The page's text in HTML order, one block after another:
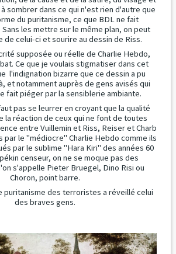
sombrer dans ce qui n'est rien d'autre que
du puritanisme, ce que BDL ne fait
les mettre sur le même plan, on peut
de celui-ci et sourire au dessin de Riss.
supposée ou réelle de Charlie Hebdo,
Ce que je voulais stigmatiser dans cet
l'indignation bizarre que ce dessin a pu
et notamment auprès de gens avisés qui
fait piéger par la sensiblerie ambiante.
pas se leurrer en croyant que la qualité
la réaction de ceux qui ne font de toutes
entre Vuillemin et Riss, Reiser et Charb
par le "médiocre" Charlie Hebdo comme ils
par le sublime "Hara Kiri" des années 60
censeur, on ne se moque pas des
s'appelle Pieter Bruegel, Dino Risi ou
Choron, point barre.
puritanisme des terroristes a réveillé celui
des braves gens.